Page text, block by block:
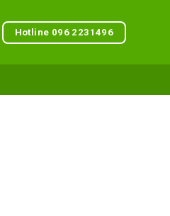
Hotline 096 2231496